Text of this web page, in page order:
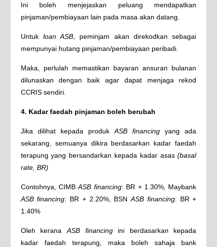
Ini boleh menjejaskan peluang mendapatkan
pinjaman/pembiayaan lain pada masa akan datang.
Untuk loan ASB , peminjam akan direkodkan sebagai
mempunyai hutang pinjaman/pembiayaan peribadi.
Maka, perlulah memastikan bayaran ansuran bulanan
dilunaskan dengan baik agar dapat menjaga rekod
CCRIS sendiri.
4. Kadar faedah pinjaman boleh berubah
Jika dilihat kepada produkASB financing yang ada
sekarang, semuanya dikira berdasarkan kadar faedah
terapung yang bersandarkan kepada kadar asas(basal
rate, BR)
Contohnya, CIMBASB financing: BR + 1.30%, Maybank
ASB financing: BR + 2.20%, BSNASB financing: BR +
1.40%
Oleh kerana ASB financingini berdasarkan kepada
kadar faedah terapung, maka boleh sahaja bank